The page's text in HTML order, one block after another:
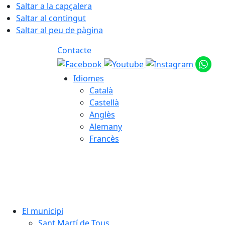
Saltar a la capçalera
Saltar al contingut
Saltar al peu de pàgina
Contacte
Idiomes
Català
Castellà
Anglès
Alemany
Francès
El municipi